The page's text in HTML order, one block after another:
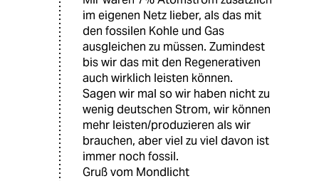
im eigenen Netz lieber, als das mit
den fossilen Kohle und Gas
ausgleichen zu müssen. Zumindest
bis wir das mit den Regenerativen
auch wirklich leisten können.
Sagen wir mal so wir haben nicht zu
wenig deutschen Strom, wir können
mehr leisten/produzieren als wir
brauchen, aber viel zu viel davon ist
immer noch fossil.
Gruß vom Mondlicht